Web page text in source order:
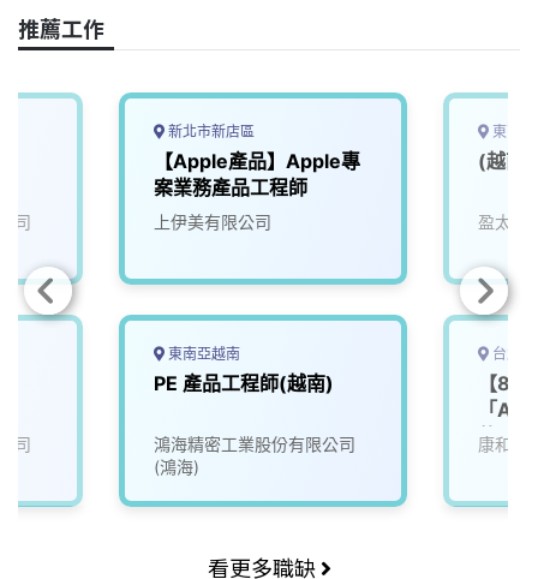
推薦工作
司
司
新北市新店區
【Apple產品】Apple專
案業務產品工程師
上伊美有限公司
東南亞越南
PE 產品工程師(越南)
鴻海精密工業股份有限公司
(鴻海)
東南
(越南)
盈太企
台北
【8/
「AI
軟體
康和綜
看更多職缺